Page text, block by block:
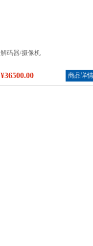
解码器/摄像机
¥36500.00 商品详情